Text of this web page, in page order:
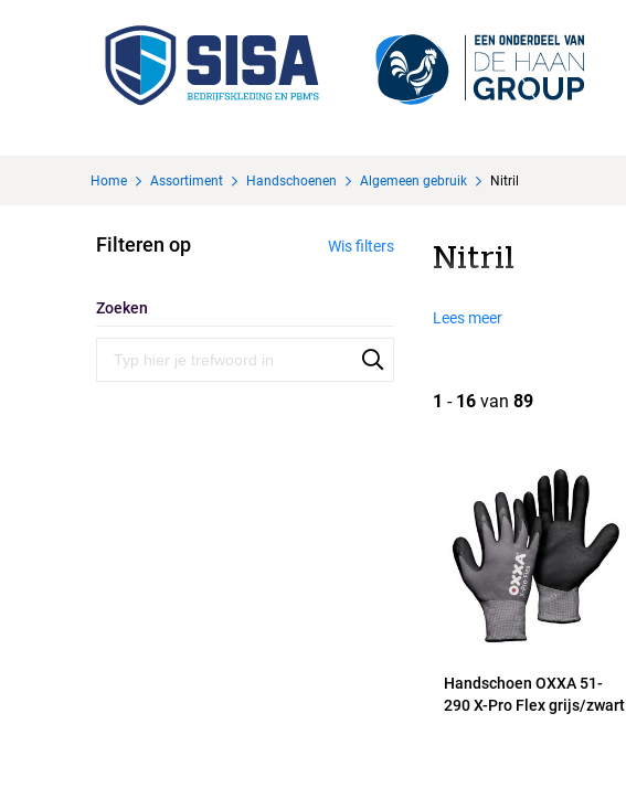
Home Assortiment Handschoenen Algemeen gebruik Nitril
Filteren op Wis filters
Zoeken
Nitril
Lees meer
1 - 16 van 89
Handschoen OXXA 51-
290 X-Pro Flex grijs/zwart